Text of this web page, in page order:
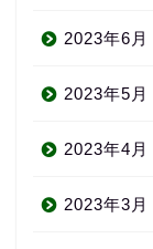
2023年6月
2023年5月
2023年4月
2023年3月